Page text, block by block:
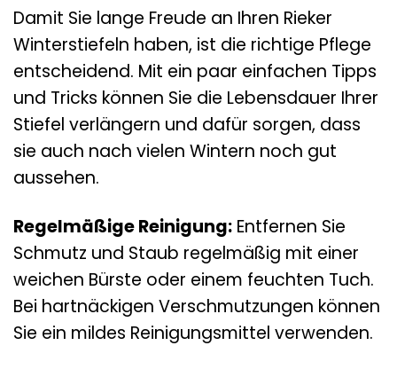
Damit Sie lange Freude an Ihren Rieker
Winterstiefeln haben, ist die richtige Pflege
entscheidend. Mit ein paar einfachen Tipps
und Tricks können Sie die Lebensdauer Ihrer
Stiefel verlängern und dafür sorgen, dass
sie auch nach vielen Wintern noch gut
aussehen.
Regelmäßige Reinigung: Entfernen Sie
Schmutz und Staub regelmäßig mit einer
weichen Bürste oder einem feuchten Tuch.
Bei hartnäckigen Verschmutzungen können
Sie ein mildes Reinigungsmittel verwenden.